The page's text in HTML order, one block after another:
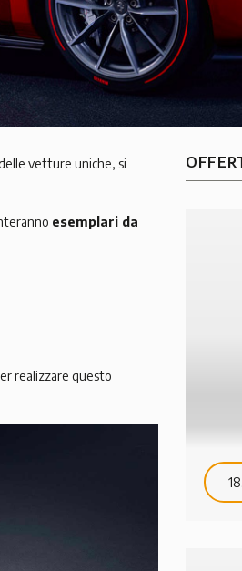
vetture uniche, si
esemplari da
realizzare questo